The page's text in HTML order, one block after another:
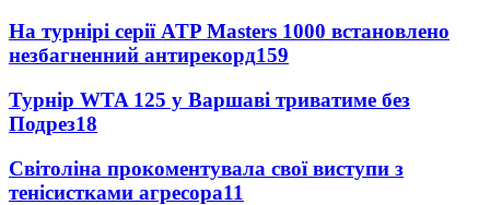
На турнірі серії ATP Masters 1000 встановлено
незбагненний антирекорд159
Турнір WTA 125 у Варшаві триватиме без
Подрез18
Світоліна прокоментувала свої виступи з
тенісистками агресора11